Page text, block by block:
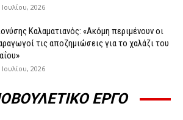
Ιουλίου, 2026
Καλαματιανός: «Ακόμη περιμένουν οι
τις αποζημιώσεις για το χαλάζι του
Ιουλίου, 2026
ΕΡΓΟ